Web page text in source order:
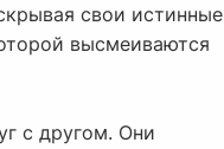
свои истинные
высмеиваются
с другом. Они